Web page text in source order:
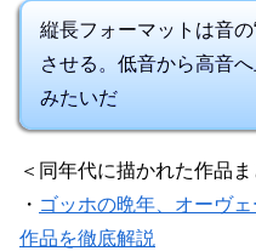
縦長フォーマットは音の
させる。低音から高音へ
みたいだ
＜同年代に描かれた作品ま
・ ゴッホの晩年、オーヴ
作品を徹底解説